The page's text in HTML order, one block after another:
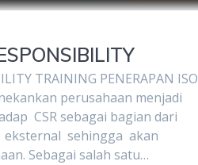
TRAINING PENERAPAN ISO
perusahaan menjadi
CSR sebagai bagian dari
eksternal sehingga akan
Sebagai salah satu…